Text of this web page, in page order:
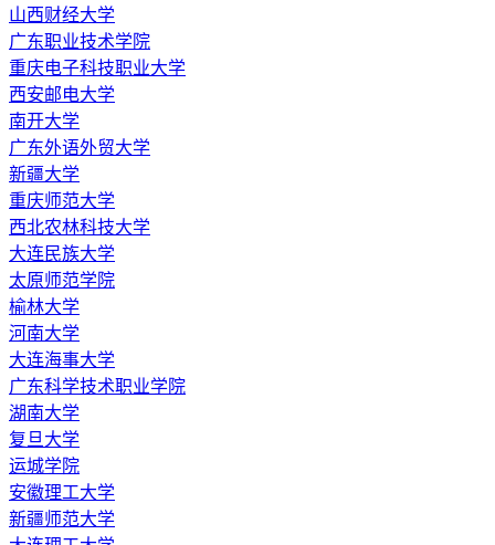
山西财经大学
广东职业技术学院
重庆电子科技职业大学
西安邮电大学
南开大学
广东外语外贸大学
新疆大学
重庆师范大学
西北农林科技大学
大连民族大学
太原师范学院
榆林大学
河南大学
大连海事大学
广东科学技术职业学院
湖南大学
复旦大学
运城学院
安徽理工大学
新疆师范大学